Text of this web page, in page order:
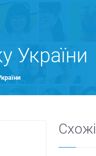
України
Схожі